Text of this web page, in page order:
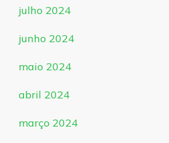
julho 2024
junho 2024
maio 2024
abril 2024
março 2024